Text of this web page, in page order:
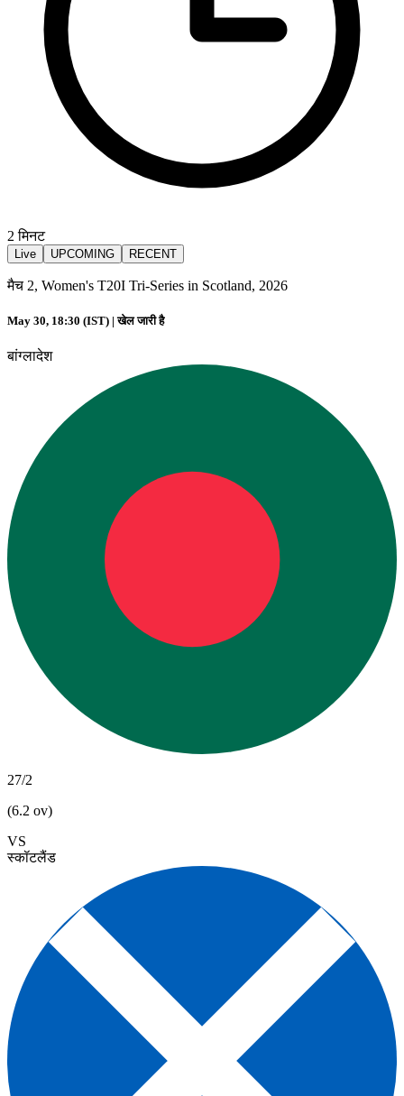
2 मिनट
Live UPCOMING RECENT
मैच 2, Women's T20I Tri-Series in Scotland, 2026
May 30, 18:30 (IST) |खेल जारी है
बांग्लादेश
27/2
(6.2 ov)
VS
स्कॉटलैंड